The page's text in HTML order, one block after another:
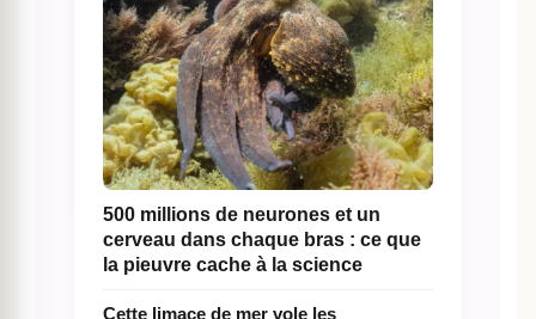
500 millions de neurones et un
cerveau dans chaque bras : ce que
la pieuvre cache à la science
Cette limace de mer vole les